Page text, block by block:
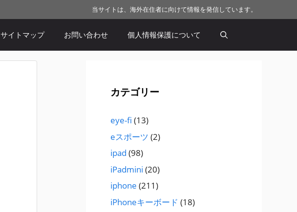
当サイトは、海外在住者に向けて情報を発信しています。
サイトマップ お問い合わせ 個人情報保護について
カテゴリー
eye-fi (13)
eスポーツ (2)
ipad (98)
iPadmini (20)
iphone (211)
iPhoneキーボード (18)